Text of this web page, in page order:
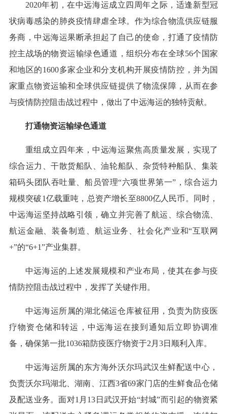
2020年初，在中远海运成立四周年之际，适逢新型冠
状病毒感染的肺炎疫情肆虐全球。作为综合物流供应链服
务商，中远海运果断承担起了自己的使命，打通了疫情防
控主战场的物资运输绿色通道，组织分布在全球56个国家
和地区的1600多家企业和分支机构开展疫情防控，并为国
家重点物资运输和全球供应链提供了物流保障，从而在参
与疫情防控阻击战过程中，做出了中远海运的独特贡献。
打通物资运输绿色通道
重组成立四年来，中远海运聚焦高质量发展，实现了
综合运力、干散货船队、油轮船队、杂货特种船队、集装
箱码头团队吞吐量、船员管理“六项世界第一”，综合运力
规模突破1亿载重吨，总资产增长至8800亿人民币。同时，
中远海运坚持战略引领，确立并完善了航运、综合物流、
航运金融、装备制造、航运业务、社会化产业和“互联网
+”的“6+1”产业集群。
中远海运的上述发展规模和产业布局，使其在参与疫
情防控阻击战过程中，发挥了关键作用。
中远海运所属的湖北储运仓库被征用，负责为防疫医
疗物资仓储和转运，中远海运在接到通知后立即协调准
备，确保第一批1036箱防疫医疗物资于2月3日顺利入库。
中远海运所属的东方海外沃尔玛武汉生鲜配送中心，
负责沃尔玛湖北、湖南、江西3省69家门店的生鲜食品仓储
及配送业务。面对1月13日武汉开始“封城”而引起的物资紧